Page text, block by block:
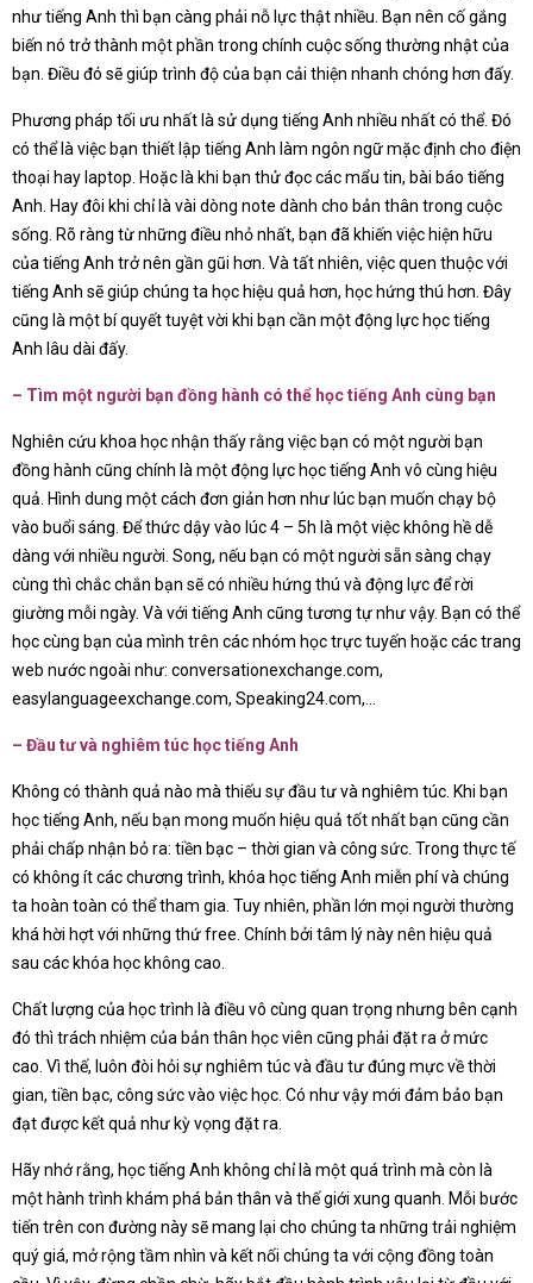
như tiếng Anh thì bạn càng phải nỗ lực thật nhiều. Bạn nên cố gắng
biến nó trở thành một phần trong chính cuộc sống thường nhật của
bạn. Điều đó sẽ giúp trình độ của bạn cải thiện nhanh chóng hơn đấy.
Phương pháp tối ưu nhất là sử dụng tiếng Anh nhiều nhất có thể. Đó
có thể là việc bạn thiết lập tiếng Anh làm ngôn ngữ mặc định cho điện
thoại hay laptop. Hoặc là khi bạn thử đọc các mẩu tin, bài báo tiếng
Anh. Hay đôi khi chỉ là vài dòng note dành cho bản thân trong cuộc
sống. Rõ ràng từ những điều nhỏ nhất, bạn đã khiến việc hiện hữu
của tiếng Anh trở nên gần gũi hơn. Và tất nhiên, việc quen thuộc với
tiếng Anh sẽ giúp chúng ta học hiệu quả hơn, học hứng thú hơn. Đây
cũng là một bí quyết tuyệt vời khi bạn cần một động lực học tiếng
Anh lâu dài đấy.
– Tìm một người bạn đồng hành có thể học tiếng Anh cùng bạn
Nghiên cứu khoa học nhận thấy rằng việc bạn có một người bạn
đồng hành cũng chính là một động lực học tiếng Anh vô cùng hiệu
quả. Hình dung một cách đơn giản hơn như lúc bạn muốn chạy bộ
vào buổi sáng. Để thức dậy vào lúc 4 – 5h là một việc không hề dễ
dàng với nhiều người. Song, nếu bạn có một người sẵn sàng chạy
cùng thì chắc chắn bạn sẽ có nhiều hứng thú và động lực để rời
giường mỗi ngày. Và với tiếng Anh cũng tương tự như vậy. Bạn có thể
học cùng bạn của mình trên các nhóm học trực tuyến hoặc các trang
web nước ngoài như: conversationexchange.com,
easylanguageexchange.com, Speaking24.com,…
– Đầu tư và nghiêm túc học tiếng Anh
Không có thành quả nào mà thiếu sự đầu tư và nghiêm túc. Khi bạn
học tiếng Anh, nếu bạn mong muốn hiệu quả tốt nhất bạn cũng cần
phải chấp nhận bỏ ra: tiền bạc – thời gian và công sức. Trong thực tế
có không ít các chương trình, khóa học tiếng Anh miễn phí và chúng
ta hoàn toàn có thể tham gia. Tuy nhiên, phần lớn mọi người thường
khá hời hợt với những thứ free. Chính bởi tâm lý này nên hiệu quả
sau các khóa học không cao.
Chất lượng của học trình là điều vô cùng quan trọng nhưng bên cạnh
đó thì trách nhiệm của bản thân học viên cũng phải đặt ra ở mức
cao. Vì thế, luôn đòi hỏi sự nghiêm túc và đầu tư đúng mực về thời
gian, tiền bạc, công sức vào việc học. Có như vậy mới đảm bảo bạn
đạt được kết quả như kỳ vọng đặt ra.
Hãy nhớ rằng, học tiếng Anh không chỉ là một quá trình mà còn là
một hành trình khám phá bản thân và thế giới xung quanh. Mỗi bước
tiến trên con đường này sẽ mang lại cho chúng ta những trải nghiệm
quý giá, mở rộng tầm nhìn và kết nối chúng ta với cộng đồng toàn